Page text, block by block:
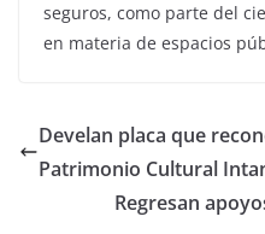
seguros, como parte del
en materia de espacios
Develan placa que
Patrimonio Cultural
Regresan